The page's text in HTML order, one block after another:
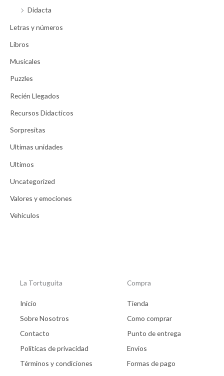
Didacta
Letras y números
Libros
Musicales
Puzzles
Recién Llegados
Recursos Didacticos
Sorpresitas
Ultimas unidades
Ultimos
Uncategorized
Valores y emociones
Vehículos
La Tortuguita
Inicio
Sobre Nosotros
Contacto
Politicas de privacidad
Términos y condiciones
Compra
Tienda
Como comprar
Punto de entrega
Envios
Formas de pago